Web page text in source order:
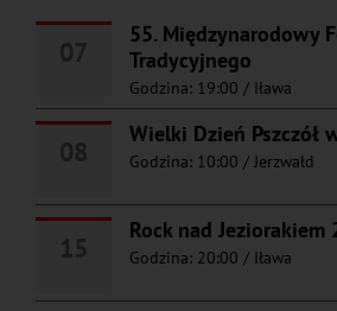
55. Międzynarodowy
Tradycyjnego
Godzina: 19:00 / Iława
Wielki Dzień Pszczół
Godzina: 10:00 / Jerzwałd
Rock nad Jeziorakiem
Godzina: 20:00 / Iława